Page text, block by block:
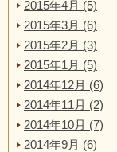
2015年4月 (5)
2015年3月 (6)
2015年2月 (3)
2015年1月 (5)
2014年12月 (6)
2014年11月 (2)
2014年10月 (7)
2014年9月 (6)